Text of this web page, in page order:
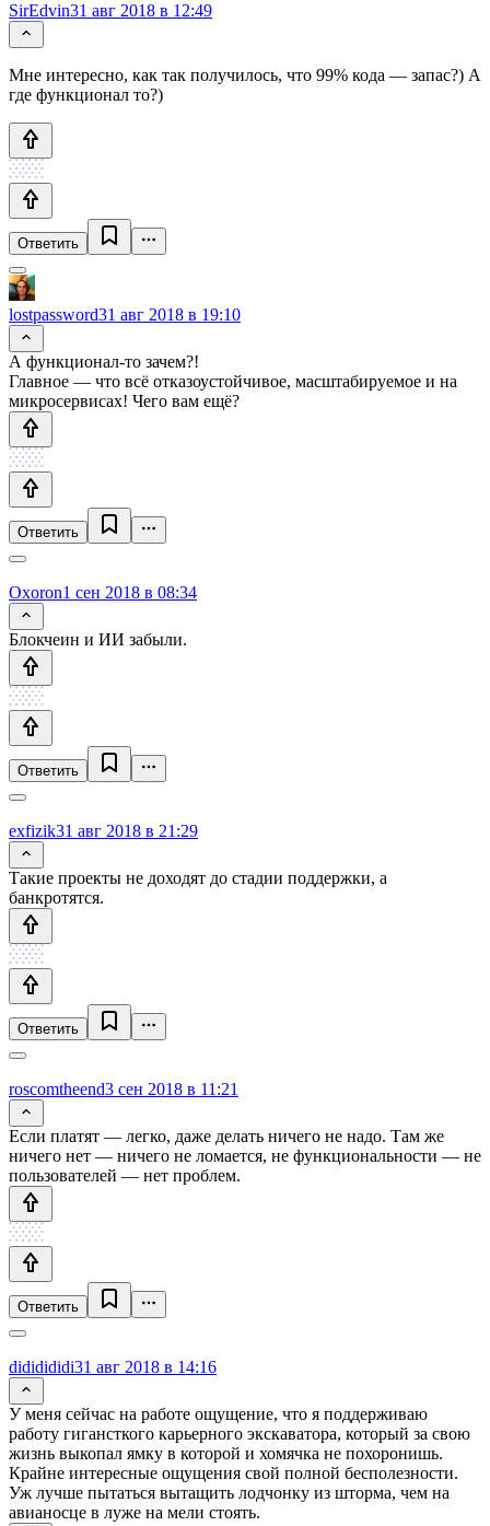
SirEdvin31 авг 2018 в 12:49
Мне интересно, как так получилось, что 99% кода — запас?) А
где функционал то?)
Ответить
lostpassword31 авг 2018 в 19:10
А функционал-то зачем?!
Главное — что всё отказоустойчивое, масштабируемое и на
микросервисах! Чего вам ещё?
Ответить
Oxoron1 сен 2018 в 08:34
Блокчеин и ИИ забыли.
Ответить
exfizik31 авг 2018 в 21:29
Такие проекты не доходят до стадии поддержки, а
банкротятся.
Ответить
roscomtheend3 сен 2018 в 11:21
Если платят — легко, даже делать ничего не надо. Там же
ничего нет — ничего не ломается, не функциональности — не
пользователей — нет проблем.
Ответить
dididididi31 авг 2018 в 14:16
У меня сейчас на работе ощущение, что я поддерживаю
работу гигансткого карьерного экскаватора, который за свою
жизнь выкопал ямку в которой и хомячка не похоронишь.
Крайне интересные ощущения свой полной бесполезности.
Уж лучше пытаться вытащить лодчонку из шторма, чем на
авианосце в луже на мели стоять.